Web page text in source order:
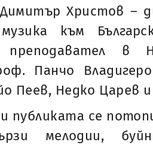
Христов –
към
преподавател в
Панчо
Пеев, Недко Царев
публиката се
мелодии,